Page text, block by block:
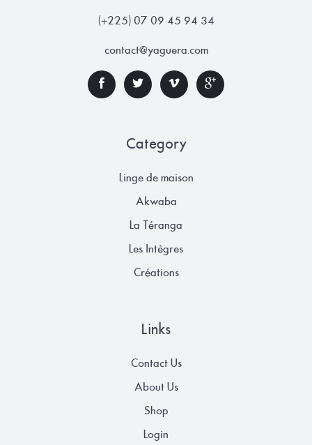
(+225) 07 09 45 94 34
contact@yaguera.com
Category
Linge de maison
Akwaba
La Téranga
Les Intègres
Créations
Links
Contact Us
About Us
Shop
Login